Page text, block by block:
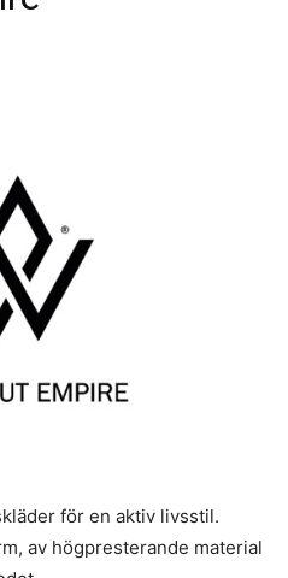
för en aktiv livsstil.
av högpresterande material